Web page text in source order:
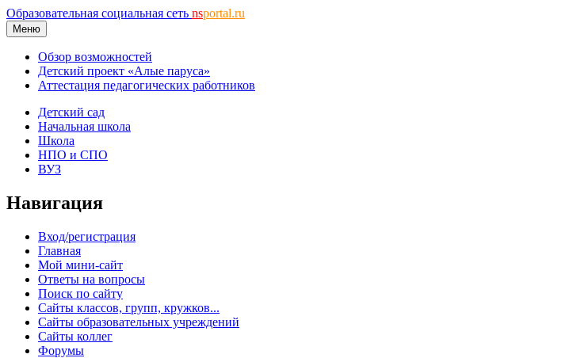
Образовательная социальная сеть nsportal.ru
Меню
Обзор возможностей
Детский проект «Алые паруса»
Аттестация педагогических работников
Детский сад
Начальная школа
Школа
НПО и СПО
ВУЗ
Навигация
Вход/регистрация
Главная
Мой мини-сайт
Ответы на вопросы
Поиск по сайту
Сайты классов, групп, кружков...
Сайты образовательных учреждений
Сайты коллег
Форумы